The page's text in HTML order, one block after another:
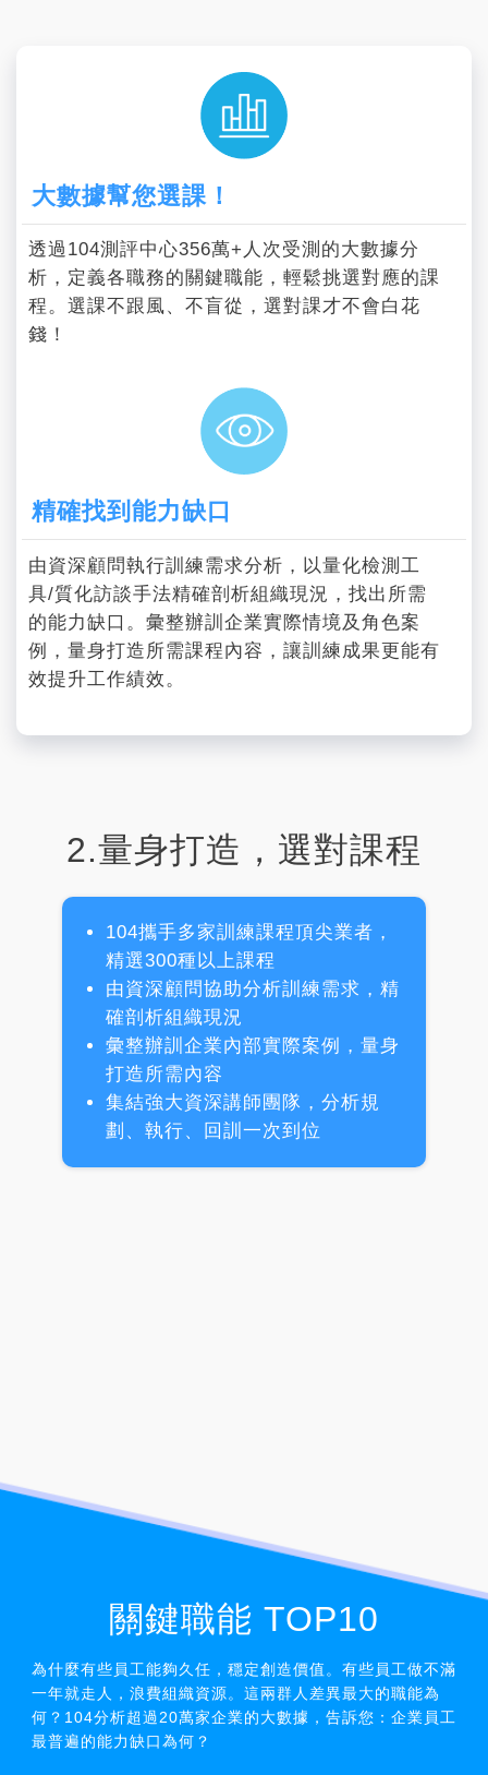
大數據幫您選課！
透過104測評中心356萬+人次受測的大數據分
析，定義各職務的關鍵職能，輕鬆挑選對應的課
程。選課不跟風、不盲從，選對課才不會白花
錢！
精確找到能力缺口
由資深顧問執行訓練需求分析，以量化檢測工
具/質化訪談手法精確剖析組織現況，找出所需
的能力缺口。彙整辦訓企業實際情境及角色案
例，量身打造所需課程內容，讓訓練成果更能有
效提升工作績效。
2.量身打造，選對課程
104攜手多家訓練課程頂尖業者，
精選300種以上課程
由資深顧問協助分析訓練需求，精
確剖析組織現況
彙整辦訓企業內部實際案例，量身
打造所需內容
集結強大資深講師團隊，分析規
劃、執行、回訓一次到位
關鍵職能 TOP10
為什麼有些員工能夠久任，穩定創造價值。有些員工做不滿
一年就走人，浪費組織資源。這兩群人差異最大的職能為
何？104分析超過20萬家企業的大數據，告訴您：企業員工
最普遍的能力缺口為何？